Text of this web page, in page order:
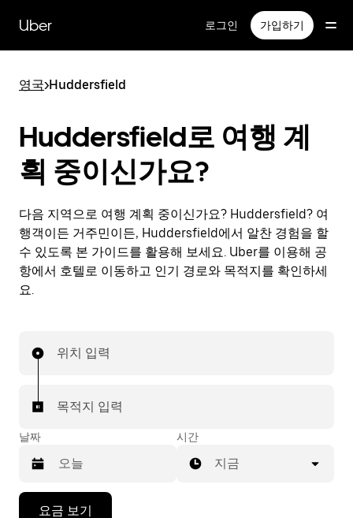
Uber 로그인 가입하기
영국>Huddersfield
Huddersfield로 여행 계
획 중이신가요?
다음 지역으로 여행 계획 중이신가요? Huddersfield? 여
행객이든 거주민이든, Huddersfield에서 알찬 경험을 할
수 있도록 본 가이드를 활용해 보세요. Uber를 이용해 공
항에서 호텔로 이동하고 인기 경로와 목적지를 확인하세
요.
위치 입력
목적지 입력
날짜 시간
지금
요금 보기